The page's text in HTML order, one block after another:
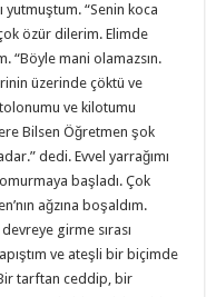
yutmuştum. “Senin koca
özür dilerim. Elimde
“Böyle mani olamazsın.
üzerinde çöktü ve
ve kilotumu
Bilsen Öğretmen şok
dedi. Evvel yarrağımı
başladı. Çok
ağzına boşaldım.
girme sırası
ve ateşli bir biçimde
tarftan ceddip, bir